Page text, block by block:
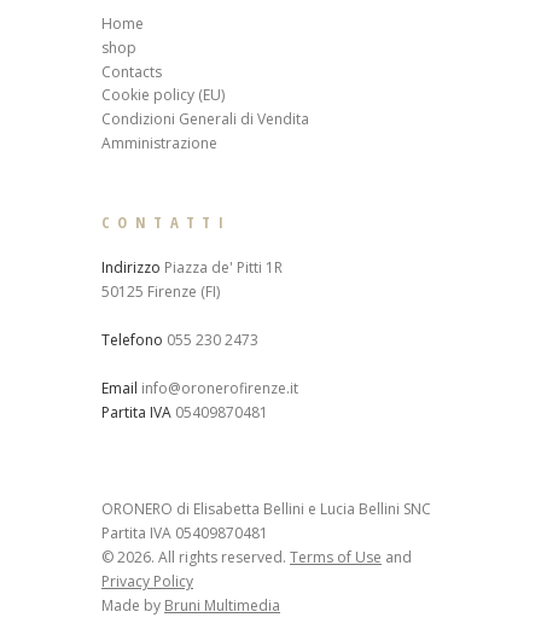
Home
shop
Contacts
Cookie policy (EU)
Condizioni Generali di Vendita
Amministrazione
CONTATTI
Indirizzo Piazza de' Pitti 1R
50125 Firenze (FI)
Telefono 055 230 2473
Email info@oronerofirenze.it
Partita IVA 05409870481
ORONERO di Elisabetta Bellini e Lucia Bellini SNC
Partita IVA 05409870481
© 2026. All rights reserved. Terms of Use and
Privacy Policy
Made by Bruni Multimedia